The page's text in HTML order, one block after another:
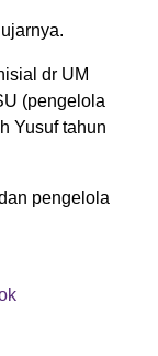
dr UM
(pengelola
Yusuf tahun
pengelola